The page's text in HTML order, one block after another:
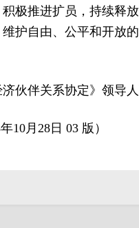
极推进扩员，持续释
护自由、公平和开放
伙伴关系协定》领导人
10月28日 03 版）